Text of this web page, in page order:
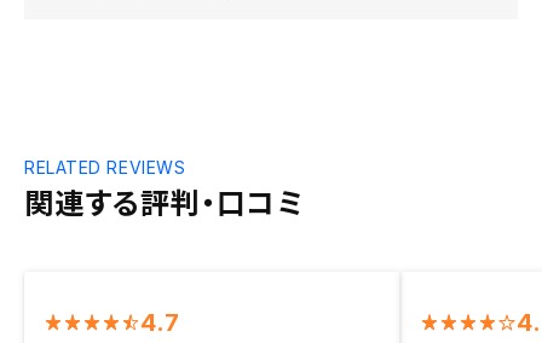
関連する評判・口コミ
RELATED REVIEWS
4.7